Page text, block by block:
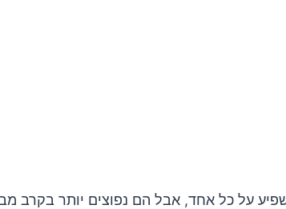
על כל אחד, אבל הם נפוצים יותר בקרב